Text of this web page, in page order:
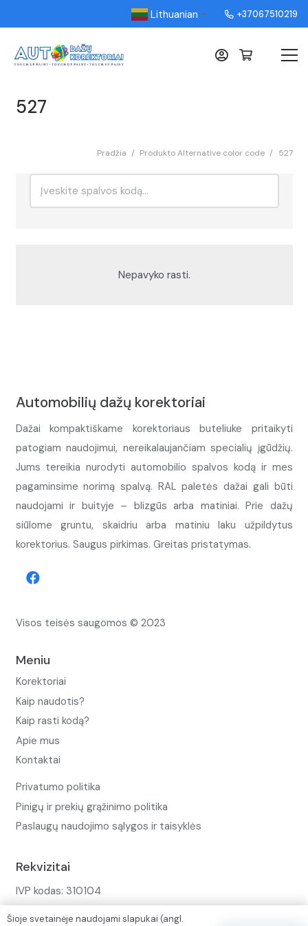
Lithuanian ▼ +37067510219
527
Pradžia / Produkto Alternative color code / 527
Nepavyko rasti.
Automobilių dažų korektoriai
Dažai kompaktiškame korektoriaus buteliuke pritaikyti
patogiam naudojimui, nereikalaujančiam specialių įgūdžių.
Jums tereikia nurodyti automobilio spalvos kodą ir mes
pagaminsime norimą spalvą. RAL paletės dažai gali būti
naudojami ir buityje – blizgūs arba matiniai. Prie dažų
siūlome gruntu, skaidriu arba matiniu laku užpildytus
korektorius. Saugus pirkimas. Greitas pristatymas.
Visos teisės saugomos © 2023
Meniu
Korektoriai
Kaip naudotis?
Kaip rasti kodą?
Apie mus
Kontaktai
Privatumo politika
Pinigų ir prekių grąžinimo politika
Paslaugų naudojimo sąlygos ir taisyklės
Rekvizitai
IVP kodas: 310104
Šioje svetainėje naudojami slapukai (angl.